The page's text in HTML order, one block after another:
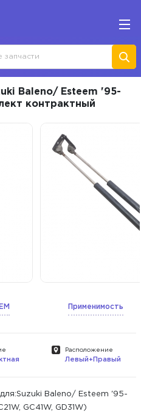
Baleno/ Esteem '95-
контрактный
Применимость
Расположение
Левый+Правый
Baleno/ Esteem '95-
GC41W, GD31W)